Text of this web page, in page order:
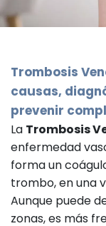
Trombosis
causas,
prevenir
La Trombosis
enfermedad
forma un
trombo, en una
Aunque puede
zonas, es más